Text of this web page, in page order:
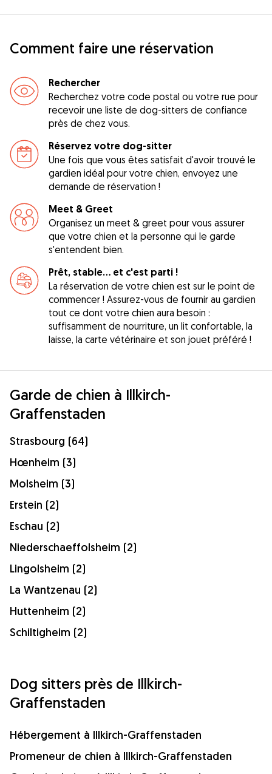
Comment faire une réservation
Rechercher
Recherchez votre code postal ou votre rue pour
recevoir une liste de dog-sitters de confiance
près de chez vous.
Réservez votre dog-sitter
Une fois que vous êtes satisfait d'avoir trouvé le
gardien idéal pour votre chien, envoyez une
demande de réservation !
Meet & Greet
Organisez un meet & greet pour vous assurer
que votre chien et la personne qui le garde
s'entendent bien.
Prêt, stable... et c'est parti !
La réservation de votre chien est sur le point de
commencer ! Assurez-vous de fournir au gardien
tout ce dont votre chien aura besoin :
suffisamment de nourriture, un lit confortable, la
laisse, la carte vétérinaire et son jouet préféré !
Garde de chien à Illkirch-
Graffenstaden
Strasbourg (64)
Hœnheim (3)
Molsheim (3)
Erstein (2)
Eschau (2)
Niederschaeffolsheim (2)
Lingolsheim (2)
La Wantzenau (2)
Huttenheim (2)
Schiltigheim (2)
Dog sitters près de Illkirch-
Graffenstaden
Hébergement à Illkirch-Graffenstaden
Promeneur de chien à Illkirch-Graffenstaden